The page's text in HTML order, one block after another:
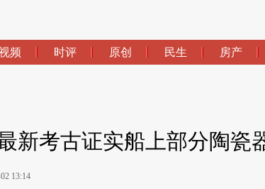
频 时评 原创 民生 房产
新考古证实船上部分陶瓷
13:14